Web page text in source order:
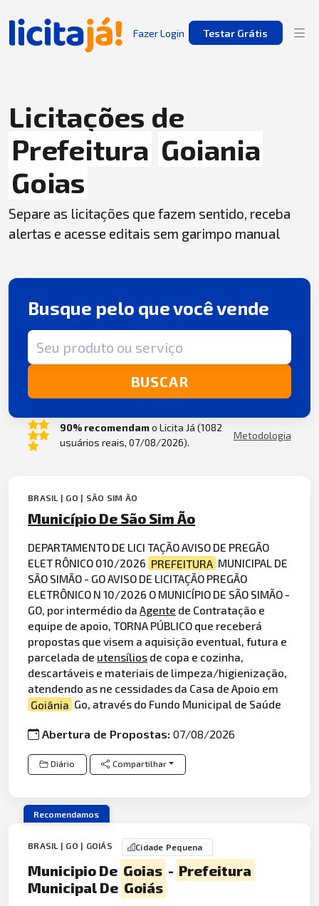
Fazer Login Testar Grátis
Licitações de
Prefeitura Goiania
Goias
Separe as licitações que fazem sentido, receba
alertas e acesse editais sem garimpo manual
Busque pelo que você vende
Termo de busca
BUSCAR
90% recomendamo Licita Já (1082
usuários reais, 07/08/2026).
Metodologia
BRASIL | GO | SÃO SIM ÃO
Município De São Sim Ão
DEPARTAMENTO DE LICI TAÇÃO AVISO DE PREGÃO
ELET RÔNICO 010/2026 PREFEITURA MUNICIPAL DE
SÃO SIMÃO - GO AVISO DE LICITAÇÃO PREGÃO
ELETRÔNICO N 10/2026 O MUNICÍPIO DE SÃO SIMÃO -
GO, por intermédio daAgente de Contratação e
equipe de apoio, TORNA PÚBLICO que receberá
propostas que visem a aquisição eventual, futura e
parcelada de utensílios de copa e cozinha,
descartáveis e materiais de limpeza/higienização,
atendendo as ne cessidades da Casa de Apoio em
Goiânia Go, através do Fundo Municipal de Saúde
Abertura de Propostas:07/08/2026
Diário Compartilhar
Recomendamos
BRASIL | GO | GOIÁS Cidade Pequena
Municipio De Goias - Prefeitura
Municipal De Goiás